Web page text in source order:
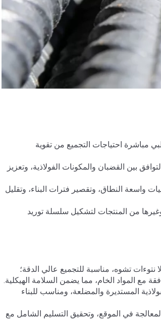
مباشرة احتياجات التجميع من تقوية
بين القضبان والمكونات الفولاذية، وتعزيز
واسعة النطاق، وتقصير فترات البناء، وتقليل
وغيرها من المنتجات لتشكيل سلسلة توريد
المستديرة والمضلعة، ومناسب للبناء
الدفعات ≥ 0.5%، والقضاء على روابط المعالجة في الموقع، وتحقيق التسليم الشامل مع